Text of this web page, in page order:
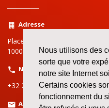
Nous utilisons des
sorte que votre
notre site Internet
Certains cookies
fonctionnement du
Adresse
Place Rouppe | Rouppeplein 3
1000 Bruxelles | Brussel
Numéro
+32 2 519 72 11
Adresse email